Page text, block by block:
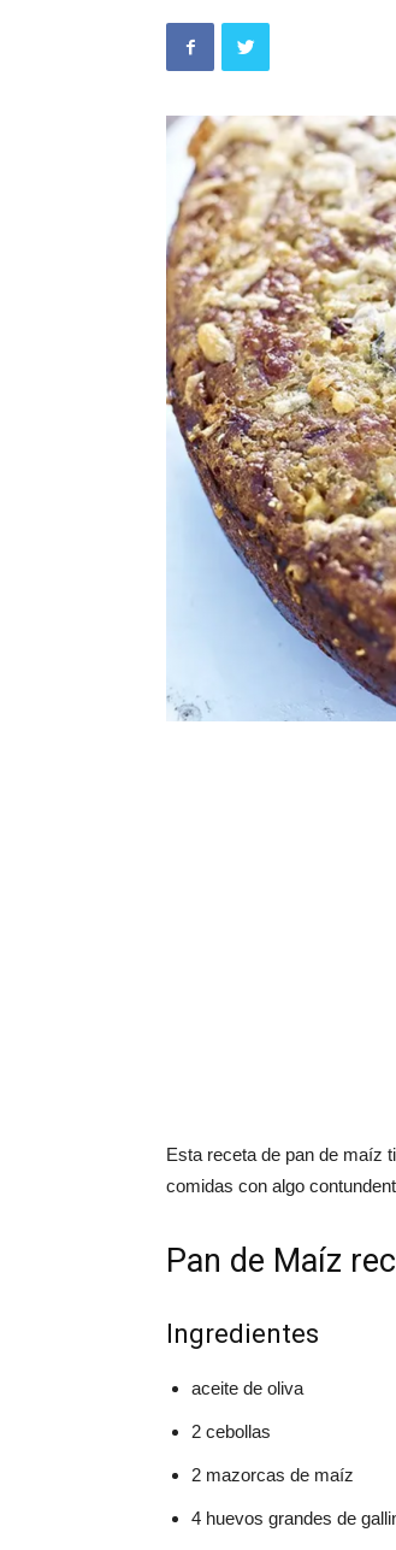
Esta receta de pan de maíz
comidas con algo
Pan de Maíz
Ingredientes
aceite de oliva
2 cebollas
2 mazorcas de maíz
4 huevos grandes de